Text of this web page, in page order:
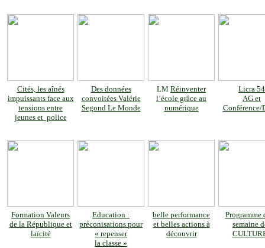
Cités, les aînés
impuissants face aux
tensions entre
jeunes et police
Des données
convoitées Valérie
Segond Le Monde
LM Réinventer
l’école grâce au
numérique
Licra 54
AG et
Conférence/
Formation Valeurs
de la République et
laïcité
Education :
préconisations pour
« repenser
la classe »
belle performance
et belles actions à
découvrir
Programme
semaine